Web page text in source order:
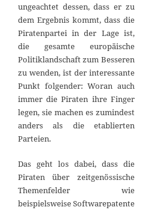
ungeachtet dessen, dass er zu
dem Ergebnis kommt, dass die
Piratenpartei in der Lage ist,
die gesamte europäische
Politiklandschaft zum Besseren
zu wenden, ist der interessante
Punkt folgender: Woran auch
immer die Piraten ihre Finger
legen, sie machen es zumindest
anders als die etablierten
Parteien.
Das geht los dabei, dass die
Piraten über zeitgenössische
Themenfelder wie
beispielsweise Softwarepatente